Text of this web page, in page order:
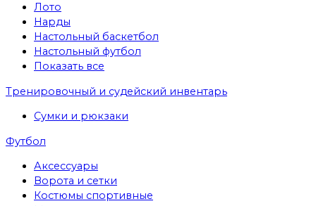
Лото
Нарды
Настольный баскетбол
Настольный футбол
Показать все
Тренировочный и судейский инвентарь
Сумки и рюкзаки
Футбол
Аксессуары
Ворота и сетки
Костюмы спортивные